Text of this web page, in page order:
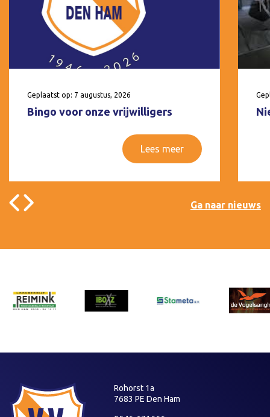
Geplaatst op: 7 augustus, 2026
Bingo voor onze vrijwilligers
Lees meer
Ga naar nieuws
Rohorst 1a
7683 PE Den Ham